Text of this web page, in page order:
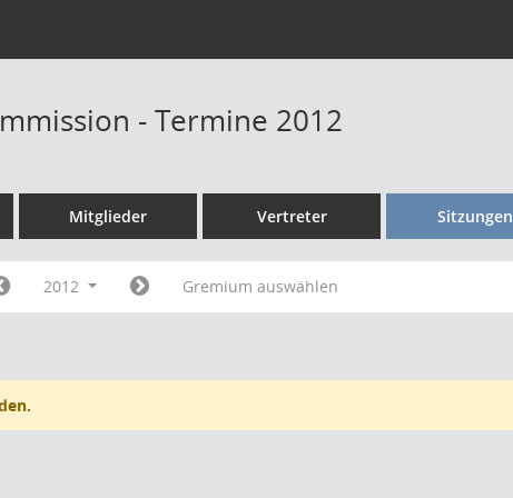
- Termine 2012
Mitglieder Vertreter Sitzungen
2012 Gremium auswählen